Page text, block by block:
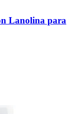
Lanolina para